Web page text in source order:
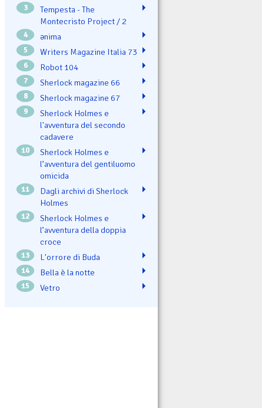
3
Tempesta - The
Montecristo Project / 2
4 ənima
5 Writers Magazine Italia 73
6 Robot 104
7 Sherlock magazine 66
8 Sherlock magazine 67
9
Sherlock Holmes e
l'avventura del secondo
cadavere
10
Sherlock Holmes e
l’avventura del gentiluomo
omicida
11
Dagli archivi di Sherlock
Holmes
12
Sherlock Holmes e
l’avventura della doppia
croce
13 L'orrore di Buda
14 Bella è la notte
15 Vetro